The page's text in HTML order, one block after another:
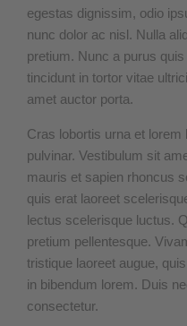
egestas dignissim, odio
nunc dolor ac nisl. Nulla
pretium. Nunc a purus
tincidunt in tortor vitae
amet auctor porta.
Cras lobortis urna et
pulvinar. Vestibulum sit
mauris et sapien rhoncus
quis erat laoreet
lectus scelerisque luctus.
pretium pellentesque.
tristique laoreet augue,
in bibendum lorem. Duis
consectetur.